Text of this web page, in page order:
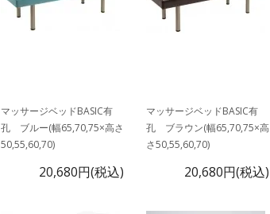
マッサージベッドBASIC有
孔 ブルー(幅65,70,75×高さ
50,55,60,70)
20,680円(税込)
マッサージベッドBASIC有
孔 ブラウン(幅65,70,75×高
さ50,55,60,70)
20,680円(税込)